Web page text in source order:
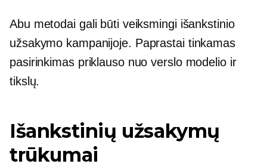
Abu metodai gali būti veiksmingi išankstinio
užsakymo kampanijoje. Paprastai tinkamas
pasirinkimas priklauso nuo verslo modelio ir
tikslų.
Išankstinių užsakymų
trūkumai